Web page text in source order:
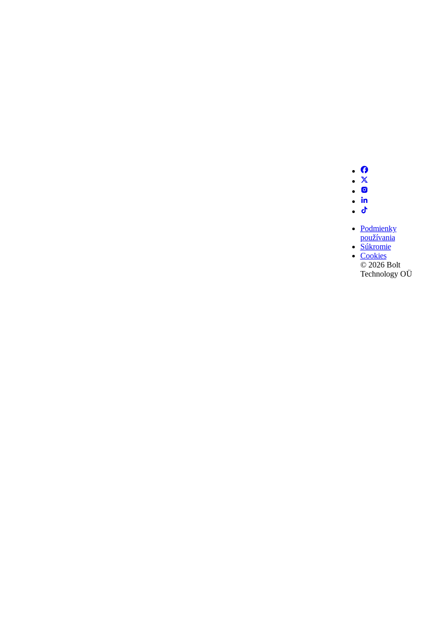
Podmienky
používania
Súkromie
Cookies
© 2026 Bolt
Technology OÜ